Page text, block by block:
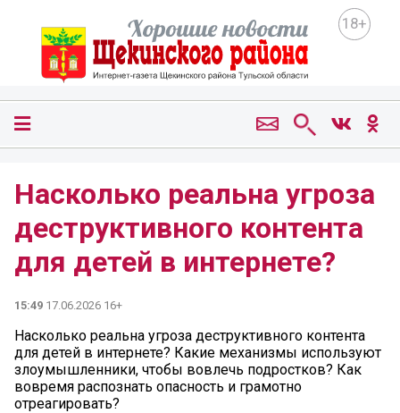
18+
Насколько реальна угроза
деструктивного контента
для детей в интернете?
15:49 17.06.2026 16+
Насколько реальна угроза деструктивного контента
для детей в интернете? Какие механизмы используют
злоумышленники, чтобы вовлечь подростков? Как
вовремя распознать опасность и грамотно
отреагировать?